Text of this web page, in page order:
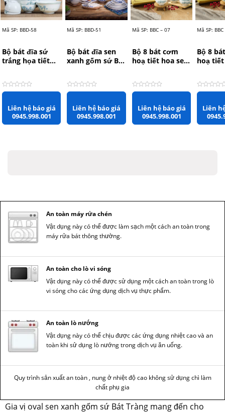
Mã SP: BBD-58
Bộ bát đĩa sứ
trắng họa tiết
Được xếp hạng05 sao
Liên hệ báo giá
0945.998.001
Mã SP: BBD-51
Bộ bát đĩa sen
xanh gốm sứ Bát
Được xếp hạng05 sao
Liên hệ báo giá
0945.998.001
Mã SP: BBC – 07
Bộ 8 bát cơm
hoạ tiết hoa sen
BBC – 07
Được xếp hạng05 sao
Liên hệ báo giá
0945.998.001
Mã SP:
Bộ 8
hoạ
Được xếp
Liên
An toàn máy rửa chén
Vật dụng này có thể được làm sạch một cách an toàn trong
máy rửa bát thông thường.
An toàn cho lò vi sóng
Vật dụng này có thể được sử dụng một cách an toàn trong lò
vi sóng cho các ứng dụng dịch vụ thực phẩm.
An toàn lò nướng
Vật dụng này có thể chịu được các ứng dụng nhiệt cao và an
toàn khi sử dụng lò nướng trong dịch vụ ăn uống.
Quy trình sản xuất an toàn , nung ở nhiệt độ cao không sử dụng chì làm
chất phụ gia
Gia vị oval sen xanh gốm sứ Bát Tràng mang đến cho